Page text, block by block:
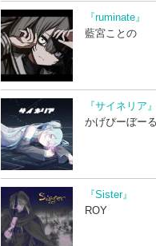
『ruminate』
藍宮ことの
『サイネリア』
かげぴーぼーる
『Sister』
ROY